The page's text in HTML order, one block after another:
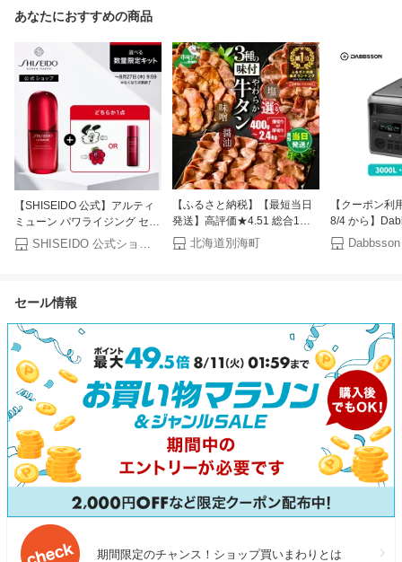
あなたにおすすめの商品
【SHISEIDO 公式】アルティ
ミューン パワライジング セラ
ム | SHISEIDO 資生堂 シセイ
ドウ | 美容液 うるおい 保湿
SHISEIDO 公式ショップ
【ふるさと納税】【最短当日
発送】高評価★4.51 総合1位
やわらか 牛タン 400g～
2.4kg（ 厚切り 薄切り ）（ ふ
別海町 ）（クラウドファンデ
北海道別海町
【クーポン利
8/4 から】
ポータブル電
半固体リン酸
Dabbsson
セール情報
期間限定のチャンス！ショップ買いまわりとは